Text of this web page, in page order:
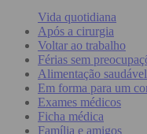
Vida quotidiana
Após a cirurgia
Voltar ao trabalho
Férias sem
Alimentação
Em forma para um
Exames médicos
Ficha médica
Família e amigos